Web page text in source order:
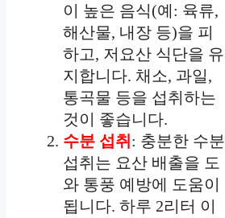
이 높은 음식(예: 육류,
해산물, 내장 등)을 피
하고, 저요산 식단을 유
지합니다. 채소, 과일,
통곡물 등을 섭취하는
것이 좋습니다.
수분 섭취 : 충분한 수분
섭취는 요산 배출을 도
와 통풍 예방에 도움이
됩니다. 하루 2리터 이